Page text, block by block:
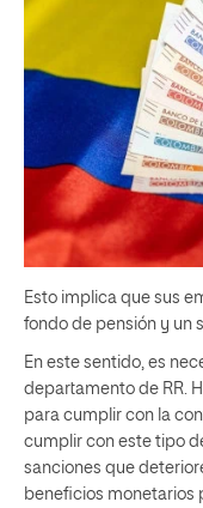
Esto implica que sus
fondo de pensión y un
En este sentido, es
departamento de RR.
para cumplir con la
cumplir con este tipo
sanciones que
beneficios monetarios